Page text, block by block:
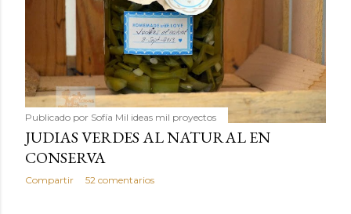
Publicado por Sofía Mil ideas mil proyectos
JUDIAS VERDES AL NATURAL EN
CONSERVA
Compartir 52 comentarios